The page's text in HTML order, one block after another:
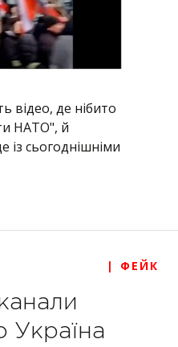
де нібито
НАТО", й
із сьогоднішніми
| ФЕЙК
Україна